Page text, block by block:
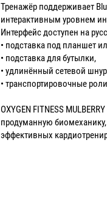
Тренажёр поддерживает
интерактивным уровнем
Интерфейс доступен на
• подставка под планшет
• подставка для бутылки,
• удлинённый сетевой
• транспортировочные
OXYGEN FITNESS
продуманную
эффективных